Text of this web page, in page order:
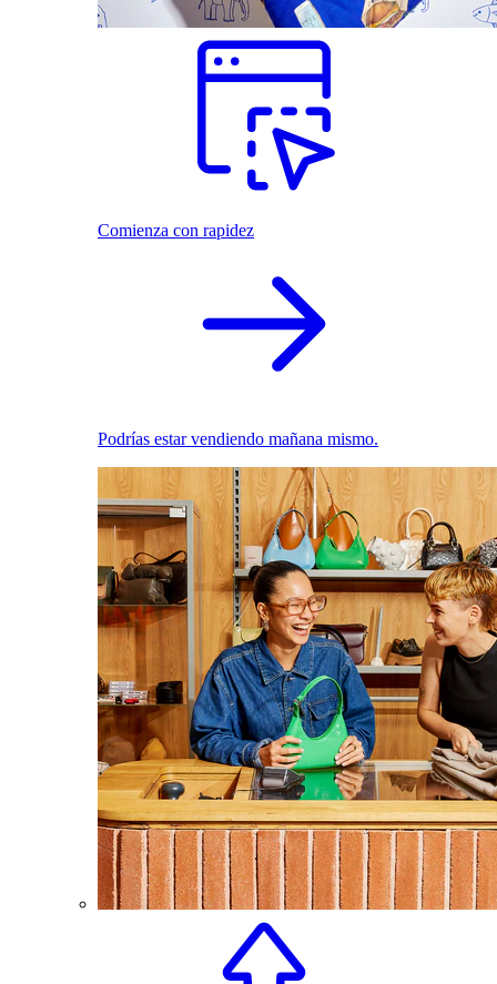
Comienza con rapidez
Podrías estar vendiendo mañana mismo.